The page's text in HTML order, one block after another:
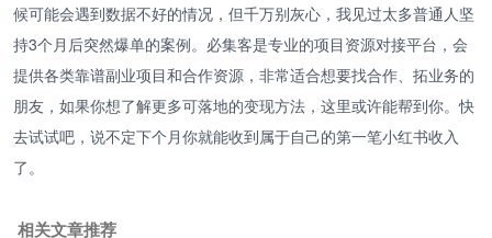
候可能会遇到数据不好的情况，但千万别灰心，我见过太多普通人坚
持3个月后突然爆单的案例。必集客是专业的项目资源对接平台，会
提供各类靠谱副业项目和合作资源，非常适合想要找合作、拓业务的
朋友，如果你想了解更多可落地的变现方法，这里或许能帮到你。快
去试试吧，说不定下个月你就能收到属于自己的第一笔小红书收入
了。
相关文章推荐